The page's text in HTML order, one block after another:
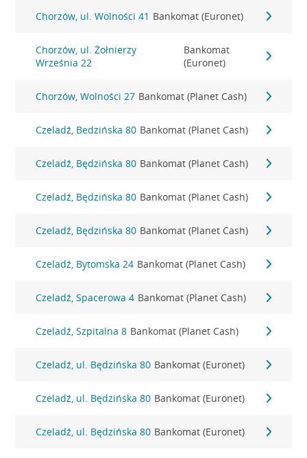
Chorzów, ul. Wolności 41 Bankomat (Euronet)
Chorzów, ul. Żołnierzy
Września 22
Bankomat
(Euronet)
Chorzów, Wolności 27 Bankomat (Planet Cash)
Czeladź, Bedzińska 80 Bankomat (Planet Cash)
Czeladź, Będzińska 80 Bankomat (Planet Cash)
Czeladź, Będzińska 80 Bankomat (Planet Cash)
Czeladź, Będzińska 80 Bankomat (Planet Cash)
Czeladź, Bytomska 24 Bankomat (Planet Cash)
Czeladź, Spacerowa 4 Bankomat (Planet Cash)
Czeladź, Szpitalna 8 Bankomat (Planet Cash)
Czeladź, ul. Będzińska 80 Bankomat (Euronet)
Czeladź, ul. Będzińska 80 Bankomat (Euronet)
Czeladź, ul. Będzińska 80 Bankomat (Euronet)